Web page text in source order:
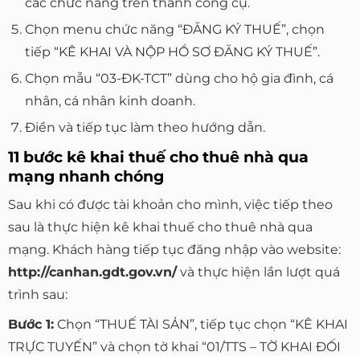
các chức năng trên thanh công cụ.
Chọn menu chức năng “ĐĂNG KÝ THUẾ”, chọn
tiếp “KÊ KHAI VÀ NỘP HỒ SƠ ĐĂNG KÝ THUẾ”.
Chọn mẫu “03-ĐK-TCT” dùng cho hộ gia đình, cá
nhân, cá nhân kinh doanh.
Điền và tiếp tục làm theo hướng dẫn.
11 bước kê khai thuế cho thuê nhà qua
mạng nhanh chóng
Sau khi có được tài khoản cho mình, việc tiếp theo
sau là thực hiện kê khai thuế cho thuê nhà qua
mạng. Khách hàng tiếp tục đăng nhập vào website:
http://canhan.gdt.gov.vn/và thực hiện lần lượt quá
trình sau:
Bước 1: Chọn “THUẾ TÀI SẢN”, tiếp tục chọn “KÊ KHAI
TRỰC TUYẾN” và chọn tờ khai “01/TTS – TỜ KHAI ĐỐI